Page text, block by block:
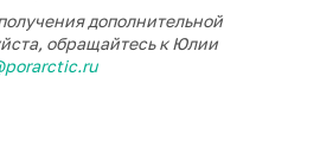
дополнительной
обращайтесь к Юлии